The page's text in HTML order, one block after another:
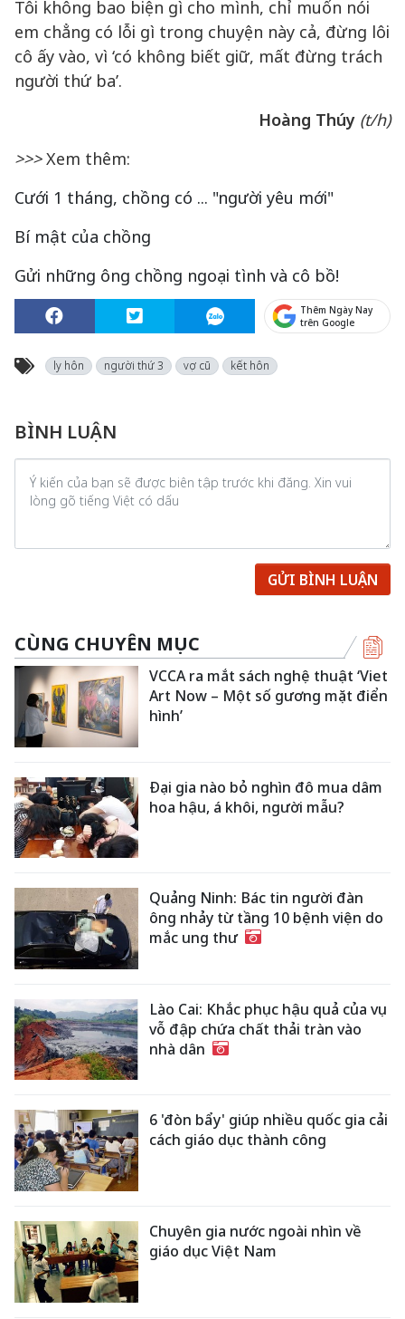
Tôi không bao biện gì cho mình, chỉ muốn nói
em chẳng có lỗi gì trong chuyện này cả, đừng lôi
cô ấy vào, vì ‘có không biết giữ, mất đừng trách
người thứ ba’.
Hoàng Thúy (t/h)
>>>Xem thêm:
Cưới 1 tháng, chồng có ... "người yêu mới"
Bí mật của chồng
Gửi những ông chồng ngoại tình và cô bồ!
Thêm Ngày Nay
trên Google
ly hôn người thứ 3 vợ cũ kết hôn
BÌNH LUẬN
GỬI BÌNH LUẬN
CÙNG CHUYÊN MỤC
VCCA ra mắt sách nghệ thuật ‘Viet
Art Now – Một số gương mặt điển
hình’
Đại gia nào bỏ nghìn đô mua dâm
hoa hậu, á khôi, người mẫu?
Quảng Ninh: Bác tin người đàn
ông nhảy từ tầng 10 bệnh viện do
mắc ung thư
Lào Cai: Khắc phục hậu quả của vụ
vỗ đập chứa chất thải tràn vào
nhà dân
6 'đòn bẩy' giúp nhiều quốc gia cải
cách giáo dục thành công
Chuyên gia nước ngoài nhìn về
giáo dục Việt Nam